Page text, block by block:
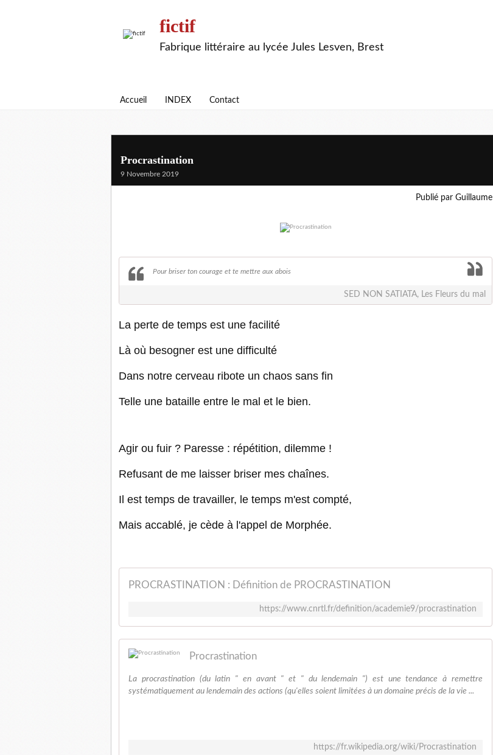
fictif
Fabrique littéraire au lycée Jules Lesven, Brest
Accueil INDEX Contact
Procrastination
9 Novembre 2019
Publié par Guillaume
Pour briser ton courage et te mettre aux abois
SED NON SATIATA, Les Fleurs du mal
La perte de temps est une facilité
Là où besogner est une difficulté
Dans notre cerveau ribote un chaos sans fin
Telle une bataille entre le mal et le bien.
Agir ou fuir ? Paresse : répétition, dilemme !
Refusant de me laisser briser mes chaînes.
Il est temps de travailler, le temps m'est compté,
Mais accablé, je cède à l'appel de Morphée.
PROCRASTINATION : Définition de PROCRASTINATION
https://www.cnrtl.fr/definition/academie9/procrastination
Procrastination
La procrastination (du latin " en avant " et " du lendemain ") est une tendance à remettre
systématiquement au lendemain des actions (qu'elles soient limitées à un domaine précis de la vie ...
https://fr.wikipedia.org/wiki/Procrastination